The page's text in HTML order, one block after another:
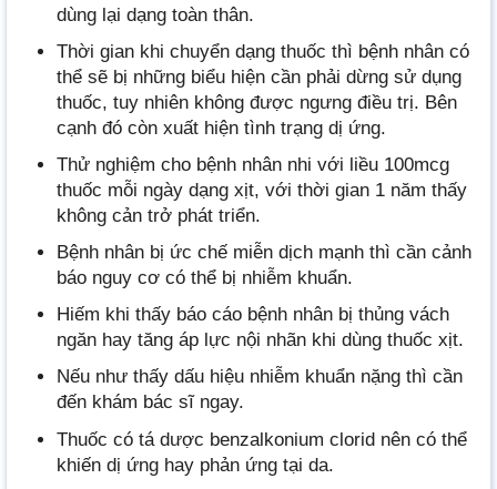
dùng lại dạng toàn thân.
Thời gian khi chuyển dạng thuốc thì bệnh nhân có
thể sẽ bị những biểu hiện cần phải dừng sử dụng
thuốc, tuy nhiên không được ngưng điều trị. Bên
cạnh đó còn xuất hiện tình trạng dị ứng.
Thử nghiệm cho bệnh nhân nhi với liều 100mcg
thuốc mỗi ngày dạng xịt, với thời gian 1 năm thấy
không cản trở phát triển.
Bệnh nhân bị ức chế miễn dịch mạnh thì cần cảnh
báo nguy cơ có thể bị nhiễm khuẩn.
Hiếm khi thấy báo cáo bệnh nhân bị thủng vách
ngăn hay tăng áp lực nội nhãn khi dùng thuốc xịt.
Nếu như thấy dấu hiệu nhiễm khuẩn nặng thì cần
đến khám bác sĩ ngay.
Thuốc có tá dược benzalkonium clorid nên có thể
khiến dị ứng hay phản ứng tại da.